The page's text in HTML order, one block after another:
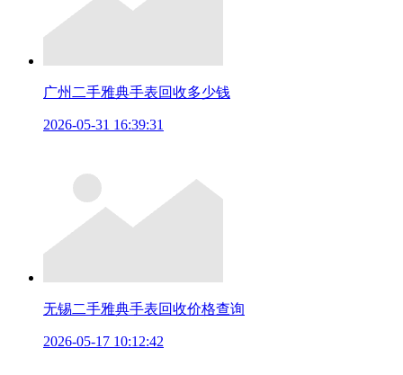
广州二手雅典手表回收多少钱
2026-05-31 16:39:31
无锡二手雅典手表回收价格查询
2026-05-17 10:12:42